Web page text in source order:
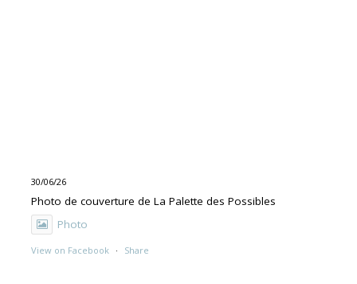
30/06/26
Photo de couverture de La Palette des Possibles
Photo
View on Facebook · Share